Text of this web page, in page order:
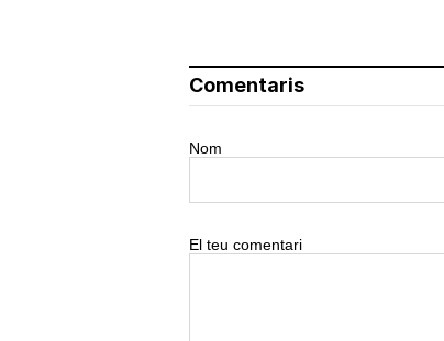
Comentaris
Nom
El teu comentari